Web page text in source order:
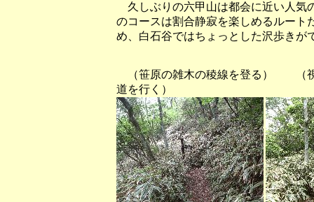
久しぶりの六甲山は都会に近い人気
のコースは割合静寂を楽しめるルート
め、白石谷ではちょっとした沢歩きが
（笹原の雑木の稜線を登る） （
道を行く）